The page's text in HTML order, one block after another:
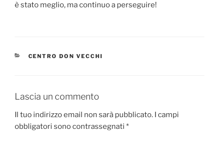
è stato meglio, ma continuo a perseguire!
CATEGORIE
CENTRO DON VECCHI
Lascia un commento
Il tuo indirizzo email non sarà pubblicato. I campi
obbligatori sono contrassegnati *